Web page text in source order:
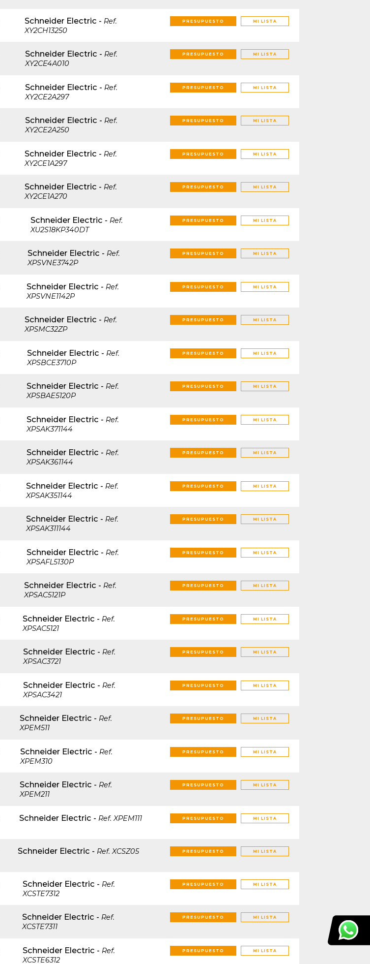
Schneider Electric - Ref.
XY2CH13250
PRESUPUESTO MI LISTA
Schneider Electric - Ref.
XY2CE4A010
PRESUPUESTO MI LISTA
Schneider Electric - Ref.
XY2CE2A297
PRESUPUESTO MI LISTA
Schneider Electric - Ref.
XY2CE2A250
PRESUPUESTO MI LISTA
Schneider Electric - Ref.
XY2CE1A297
PRESUPUESTO MI LISTA
Schneider Electric - Ref.
XY2CE1A270
PRESUPUESTO MI LISTA
Schneider Electric - Ref.
XU2S18KP340DT
PRESUPUESTO MI LISTA
Schneider Electric - Ref.
XPSVNE3742P
PRESUPUESTO MI LISTA
Schneider Electric - Ref.
XPSVNE1142P
PRESUPUESTO MI LISTA
Schneider Electric - Ref.
XPSMC32ZP
PRESUPUESTO MI LISTA
Schneider Electric - Ref.
XPSBCE3710P
PRESUPUESTO MI LISTA
Schneider Electric - Ref.
XPSBAE5120P
PRESUPUESTO MI LISTA
Schneider Electric - Ref.
XPSAK371144
PRESUPUESTO MI LISTA
Schneider Electric - Ref.
XPSAK361144
PRESUPUESTO MI LISTA
Schneider Electric - Ref.
XPSAK351144
PRESUPUESTO MI LISTA
Schneider Electric - Ref.
XPSAK311144
PRESUPUESTO MI LISTA
Schneider Electric - Ref.
XPSAFL5130P
PRESUPUESTO MI LISTA
Schneider Electric - Ref.
XPSAC5121P
PRESUPUESTO MI LISTA
Schneider Electric - Ref.
XPSAC5121
PRESUPUESTO MI LISTA
Schneider Electric - Ref.
XPSAC3721
PRESUPUESTO MI LISTA
Schneider Electric - Ref.
XPSAC3421
PRESUPUESTO MI LISTA
Schneider Electric - Ref.
XPEM511
PRESUPUESTO MI LISTA
Schneider Electric - Ref.
XPEM310
PRESUPUESTO MI LISTA
Schneider Electric - Ref.
XPEM211
PRESUPUESTO MI LISTA
Schneider Electric - Ref.XPEM111 PRESUPUESTO MI LISTA
Schneider Electric - Ref.XCSZ05 PRESUPUESTO MI LISTA
Schneider Electric - Ref.
XCSTE7312
PRESUPUESTO MI LISTA
Schneider Electric - Ref.
XCSTE7311
PRESUPUESTO MI LISTA
Schneider Electric - Ref.
XCSTE6312
PRESUPUESTO MI LISTA